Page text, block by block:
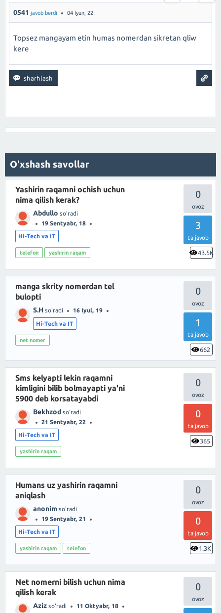
0541 javob berdi 04 Iyun, 22
Topsez mangayam etin humas nomerdan sikretan qliw
kere
O'xshash savollar
0
3
ta javob
43.5K
Yashirin raqamni ochish uchun
nima qilish kerak?
Abdullo so'radi
19 Sentyabr, 18
Hi-Tech va IT
telefon yashirin raqam
0
1
ta javob
662
manga skrity nomerdan tel
bulopti
S.H so'radi 16 Iyul, 19
Hi-Tech va IT
net nomer
0
0
ta javob
365
Sms kelyapti lekin raqamni
kimligini bilib bolmayapti ya'ni
5900 deb korsatayabdi
Bekhzod so'radi
21 Sentyabr, 22
Hi-Tech va IT
yashirin raqam
0
0
ta javob
1.3K
Humans uz yashirin raqamni
aniqlash
anonim so'radi
19 Sentyabr, 21
Hi-Tech va IT
yashirin raqam telefon
0
Net nomerni bilish uchun nima
qilish kerak
Aziz so'radi 11 Oktyabr, 18